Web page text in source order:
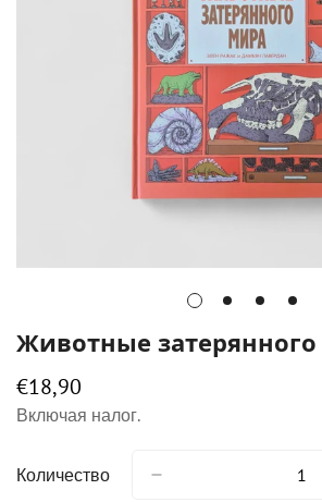
Животные
Обычная
цена
€18,90
Включая налог.
Количество